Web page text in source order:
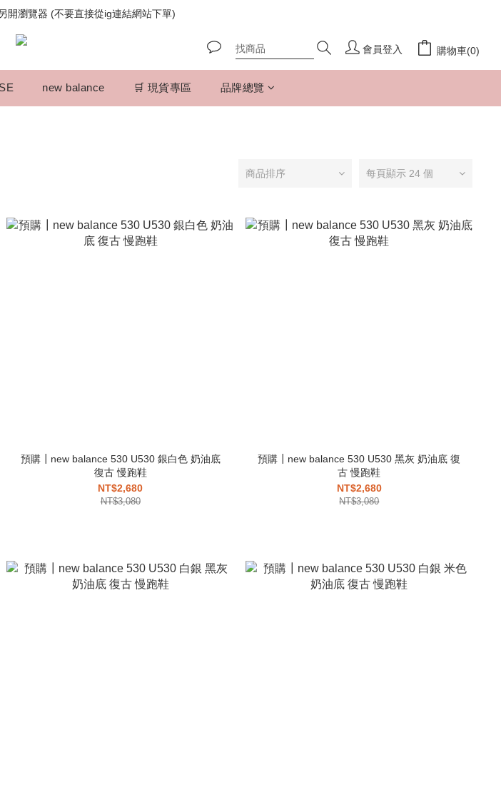
開瀏覽器 (不要直接從ig連結網站下單)
開瀏覽器 (不要直接從ig連結網站下單)
品請追蹤官方INSTAGRAM
開瀏覽器 (不要直接從ig連結網站下單)
會員登入 購物車(0)
new balance 🛒 現貨專區 品牌總覽
商品排序 每頁顯示 24 個
預購┃new balance 530 U530 銀白色 奶油底
復古 慢跑鞋
NT$2,680
NT$3,080
預購┃new balance 530 U530 黑灰 奶油底 復
古 慢跑鞋
NT$2,680
NT$3,080